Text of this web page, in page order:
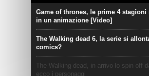
Game of thrones, le prime 4 stagioni
in un animazione [Video]
The Walking dead 6, la serie si
comics?
The Walking dead, in arrivo lo spin off
ecco i personaggi